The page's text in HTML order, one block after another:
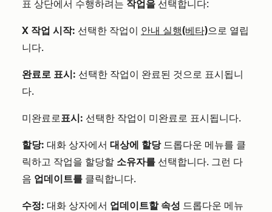
표 상단에서 수행하려는 작업을 선택합니다:
X 작업 시작: 선택한 작업이 안내 실행(베타)으로 열립
니다.
완료로 표시: 선택한 작업이 완료된 것으로 표시됩니
다.
미완료로표시: 선택한 작업이 미완료로 표시됩니다.
할당: 대화 상자에서 대상에 할당드롭다운 메뉴를 클
릭하고 작업을 할당할 소유자를 선택합니다. 그런 다
음 업데이트를 클릭합니다.
수정: 대화 상자에서 업데이트할 속성 드롭다운 메뉴